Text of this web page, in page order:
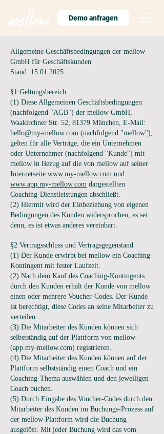
Demo anfragen
Allgemeine Geschäftsbedingungen der mellow
GmbH für Geschäftskunden
Stand: 15.01.2025
§1 Geltungsbereich
(1) Diese Allgemeinen Geschäftsbedingungen
(nachfolgend "AGB") der mellow GmbH,
Waakirchner Str. 52, 81379 München, E-Mail:
hello@my-mellow.com (nachfolgend "mellow"),
gelten für alle Verträge, die ein Unternehmen
oder Unternehmer (nachfolgend "Kunde") mit
mellow in Bezug auf die von mellow auf seiner
Internetseite www.my-mellow.com und
www.app.my-mellow.com dargestellten
Coaching-Dienstleistungen abschließt.
(2) Hiermit wird der Einbeziehung von eigenen
Bedingungen des Kunden widersprochen, es sei
denn, es ist etwas anderes vereinbart.
§2 Vertragsschluss und Vertragsgegenstand
(1) Der Kunde erwirbt bei mellow ein Coaching-
Kontingent mit fester Laufzeit.
(2) Nach dem Kauf des Coaching-Kontingents
durch den Kunden erhält der Kunde von mellow
einen oder mehrere Voucher-Codes. Der Kunde
ist berechtigt, diese Codes an seine Mitarbeiter zu
verteilen.
(3) Die Mitarbeiter des Kunden können sich
selbstständig auf der Plattform von mellow
(app.my-mellow.com) registrieren.
(4) Die Mitarbeiter des Kunden können auf der
Plattform selbstständig einen Coach und ein
Coaching-Thema auswählen und den jeweiligen
Coach buchen.
(5) Durch Eingabe des Voucher-Codes durch den
Mitarbeiter des Kunden im Buchungs-Prozess auf
der mellow Plattform wird die Buchung
ausgelöst. Mit jeder Buchung wird das vom